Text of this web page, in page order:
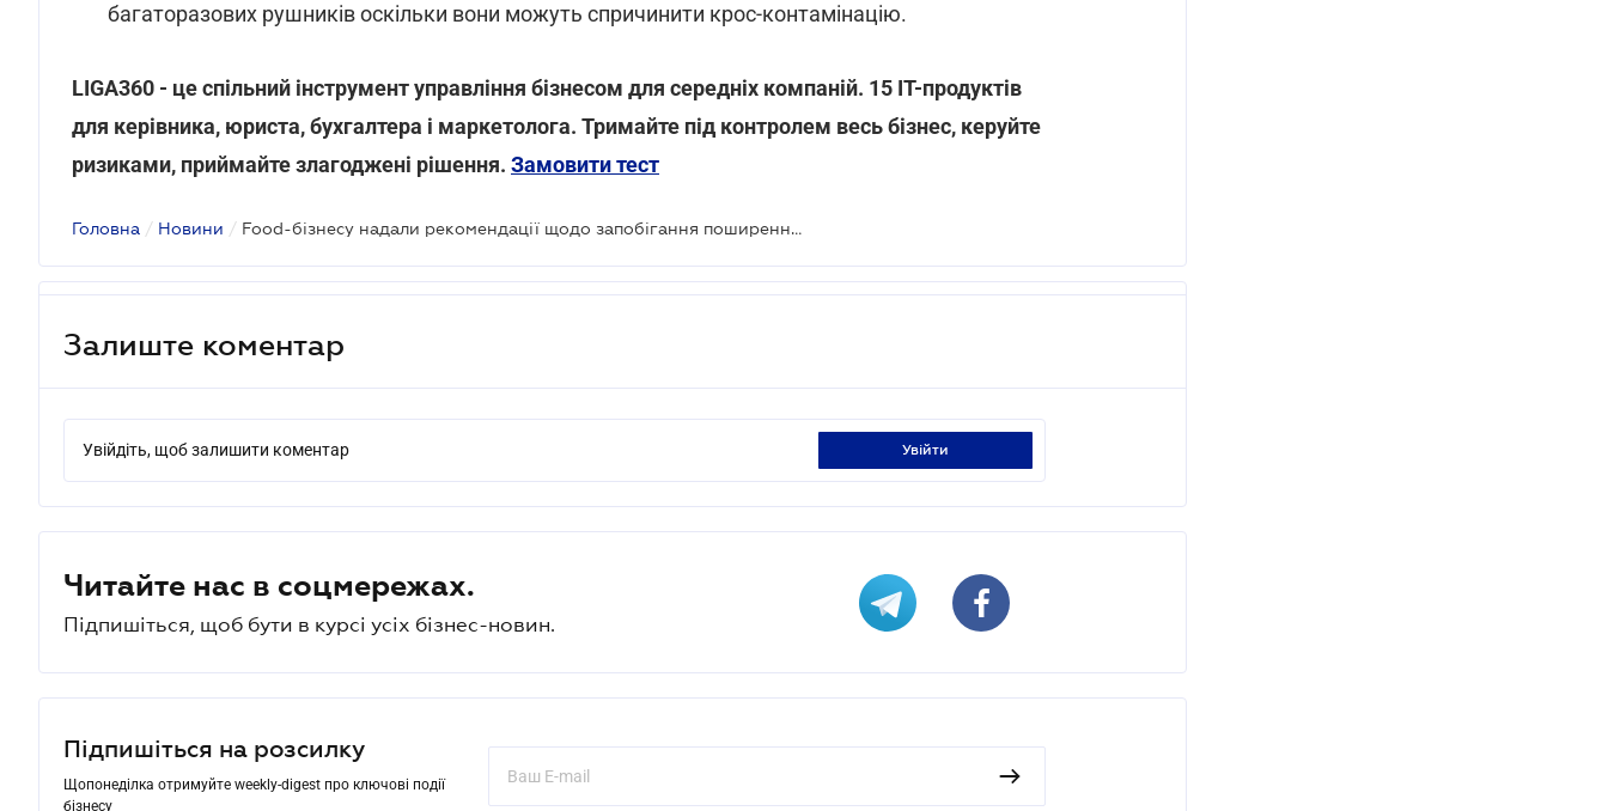
багаторазових рушників оскільки вони можуть спричинити крос-контамінацію.
LIGA360 - це спільний інструмент управління бізнесом для середніх компаній. 15 IT-продуктів
для керівника, юриста, бухгалтера і маркетолога. Тримайте під контролем весь бізнес, керуйте
ризиками, приймайте злагоджені рішення. Замовити тест
Головна / Новини / Food-бізнесу надали рекомендації щодо запобігання поширення COVID-19 на виробництві
Залиште коментар
Увійдіть, щоб залишити коментар увійти
Читайте нас в соцмережах.
Підпишіться, щоб бути в курсі усіх бізнес-новин.
Підпишіться на розсилку
Щопонеділка отримуйте weekly-digest про ключові події
бізнесу